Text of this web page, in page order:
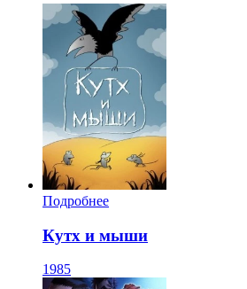
Подробнее
Кутх и мыши
1985